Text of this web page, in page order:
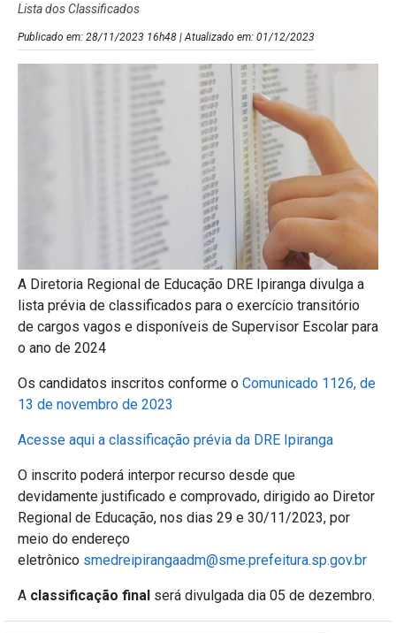
Lista dos Classificados
Publicado em: 28/11/2023 16h48 | Atualizado em: 01/12/2023
A Diretoria Regional de Educação DRE Ipiranga divulga a
lista prévia de classificados para o exercício transitório
de cargos vagos e disponíveis de Supervisor Escolar para
o ano de 2024
Os candidatos inscritos conforme o Comunicado 1126, de
13 de novembro de 2023
Acesse aqui a classificação prévia da DRE Ipiranga
O inscrito poderá interpor recurso desde que
devidamente justificado e comprovado, dirigido ao Diretor
Regional de Educação, nos dias 29 e 30/11/2023, por
meio do endereço
eletrônico smedreipirangaadm@sme.prefeitura.sp.gov.br
A classificação final será divulgada dia 05 de dezembro.